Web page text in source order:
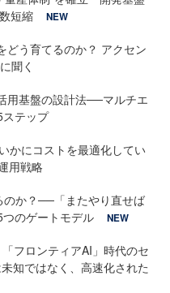
短縮
NEW
どう育てるのか？ アクセン
聞く
用基盤の設計法──マルチエ
テップ
かにコストを最適化してい
用戦略
のか？──「またやり直せば
のゲートモデル
NEW
フロンティアAI」時代のセ
知ではなく、高速化された